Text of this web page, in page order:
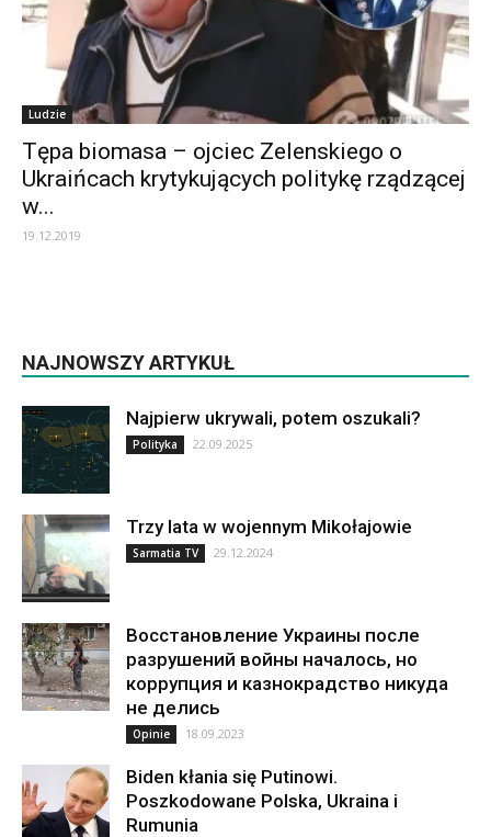
Ludzie
Tępa biomasa – ojciec Zelenskiego o
Ukraińcach krytykujących politykę rządzącej
w...
19.12.2019
NAJNOWSZY ARTYKUŁ
Najpierw ukrywali, potem oszukali?
Polityka 22.09.2025
Trzy lata w wojennym Mikołajowie
Sarmatia TV 29.12.2024
Восстановление Украины после
разрушений войны началось, но
коррупция и казнокрадство никуда
не делись
Opinie 18.09.2023
Biden kłania się Putinowi.
Poszkodowane Polska, Ukraina i
Rumunia